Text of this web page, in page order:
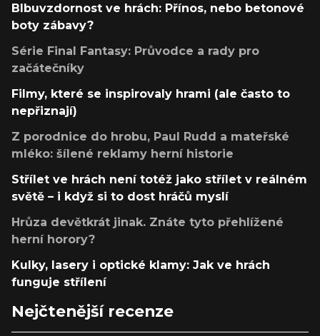
Blbuvzdornost ve hrách: Přínos, nebo betonové
boty zábavy?
Série Final Fantasy: Průvodce a rady pro
začátečníky
Filmy, které se inspirovaly hrami (ale často to
nepřiznají)
Z porodnice do hrobu, Paul Rudd a mateřské
mléko: šílené reklamy herní historie
Střílet ve hrách není totéž jako střílet v reálném
světě – i když si to dost hráčů myslí
Hrůza devětkrát jinak. Znáte tyto přehlížené
herní horory?
Kulky, lasery i optické klamy: Jak ve hrách
funguje střílení
Nejčtenější recenze